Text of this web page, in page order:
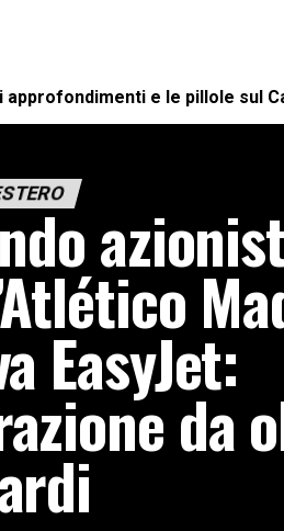
approfondimenti e le pillole sul
EasyJet:
da